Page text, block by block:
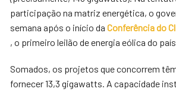
participação na matriz energética, o
semana após o início daConferência do
, o primeiro leilão de energia eólica do
Somados, os projetos que concorrem
fornecer 13,3 gigawatts. A capacidade